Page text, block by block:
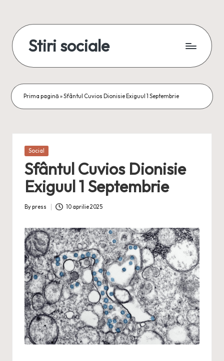
content
Stiri sociale
conexiuni
reale
Prima pagină »Sfântul Cuvios Dionisie Exiguul 1 Septembrie
Posted
Social
Sfântul Cuvios Dionisie
Exiguul 1 Septembrie
Posted
Bypress 10 aprilie 2025